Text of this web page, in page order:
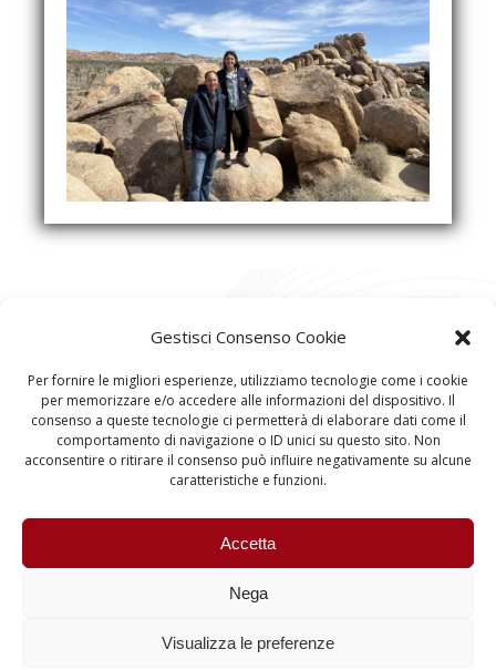
Gestisci Consenso Cookie
Per fornire le migliori esperienze, utilizziamo tecnologie come i cookie
per memorizzare e/o accedere alle informazioni del dispositivo. Il
consenso a queste tecnologie ci permetterà di elaborare dati come il
comportamento di navigazione o ID unici su questo sito. Non
acconsentire o ritirare il consenso può influire negativamente su alcune
caratteristiche e funzioni.
Accetta
Nega
Visualizza le preferenze
Quantum Information and Matter © 2023 University